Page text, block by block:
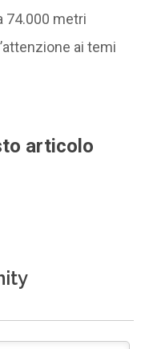
74.000 metri
ai temi
articolo